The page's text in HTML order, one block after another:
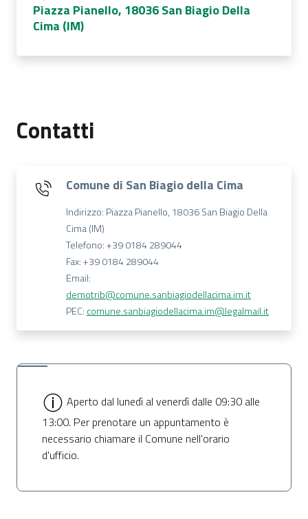
Piazza Pianello, 18036 San Biagio Della
Cima (IM)
Contatti
Comune di San Biagio della Cima
Indirizzo: Piazza Pianello, 18036 San Biagio Della
Cima (IM)
Telefono: +39 0184 289044
Fax: +39 0184 289044
Email:
demotrib@comune.sanbiagiodellacima.im.it
PEC: comune.sanbiagiodellacima.im@legalmail.it
Aperto dal lunedì al venerdì dalle 09:30 alle
13:00. Per prenotare un appuntamento è
necessario chiamare il Comune nell'orario
d'ufficio.